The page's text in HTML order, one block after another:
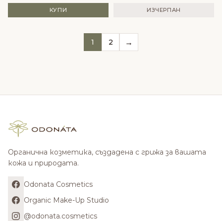
КУПИ ИЗЧЕРПАН
1 2 →
Органична козметика, създадена с грижа за вашата
кожа и природата.
Odonata Cosmetics
Organic Make-Up Studio
@odonata.cosmetics